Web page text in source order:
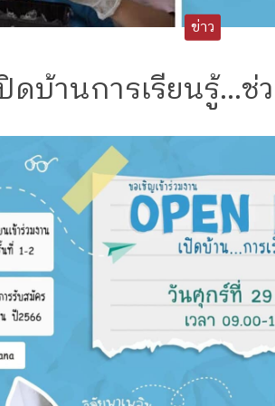
ข่าว
ดบ้านการเรียนรู้…